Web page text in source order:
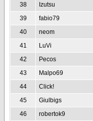
38
Izutsu
39
fabio79
40
neom
41
LuVi
42
Pecos
43
Malpo69
44
Click!
45
Giulbigs
46
robertok9